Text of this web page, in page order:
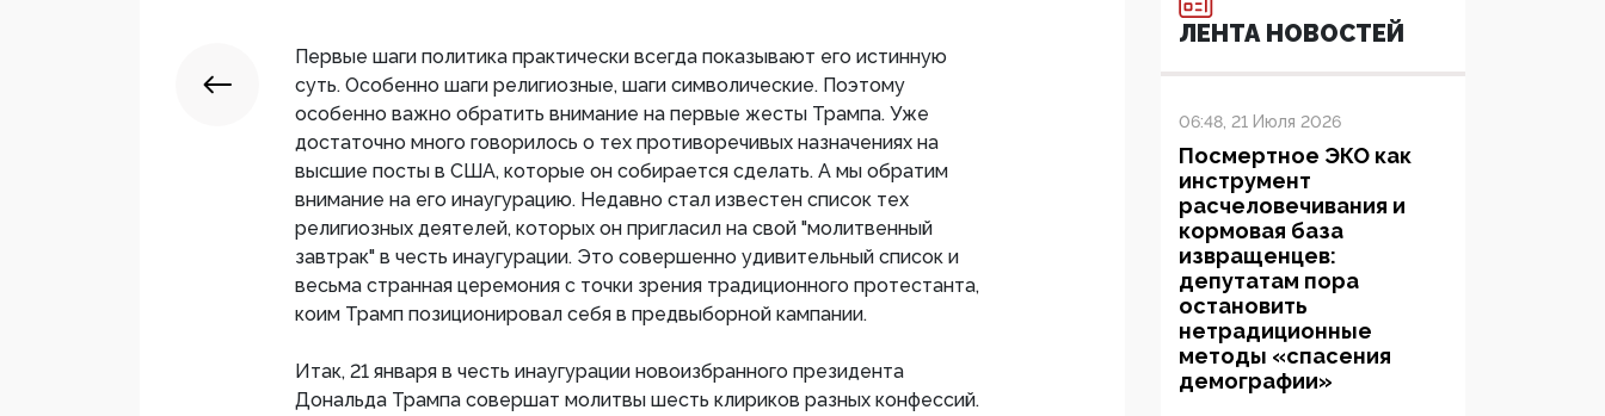
Первые шаги политика практически всегда показывают его истинную
суть. Особенно шаги религиозные, шаги символические. Поэтому
особенно важно обратить внимание на первые жесты Трампа. Уже
достаточно много говорилось о тех противоречивых назначениях на
высшие посты в США, которые он собирается сделать. А мы обратим
внимание на его инаугурацию. Недавно стал известен список тех
религиозных деятелей, которых он пригласил на свой "молитвенный
завтрак" в честь инаугурации. Это совершенно удивительный список и
весьма странная церемония с точки зрения традиционного протестанта,
коим Трамп позиционировал себя в предвыборной кампании.
Итак, 21 января в честь инаугурации новоизбранного президента
Дональда Трампа совершат молитвы шесть клириков разных конфессий.
ЛЕНТА НОВОСТЕЙ
06:48, 21 Июля 2026
Посмертное ЭКО как
инструмент
расчеловечивания и
кормовая база
извращенцев:
депутатам пора
остановить
нетрадиционные
методы «спасения
демографии»